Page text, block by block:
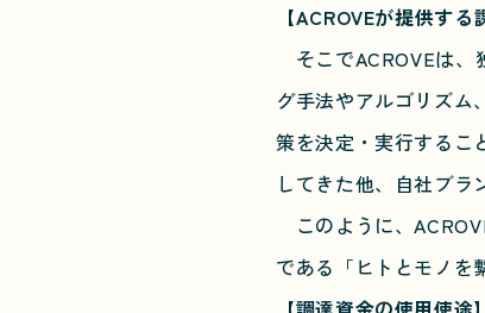
【ACROVEが提供する
そこでACROVEは、
グ手法やアルゴリズム
策を決定・実行するこ
してきた他、自社ブラ
このように、
である「ヒトとモノを